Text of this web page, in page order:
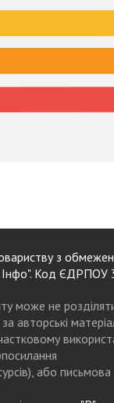
з
Інфо". Код ЄДРПОУ
може не
авторські
або